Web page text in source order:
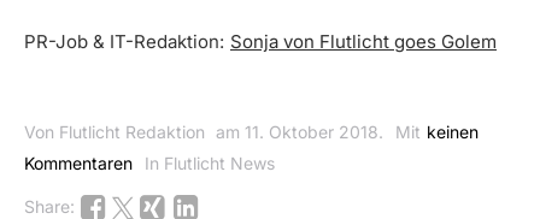
PR-Job & IT-Redaktion: Sonja von Flutlicht goes Golem
Von Flutlicht Redaktion am 11. Oktober 2018. Mit keinen
Kommentaren
In Flutlicht News
Share: